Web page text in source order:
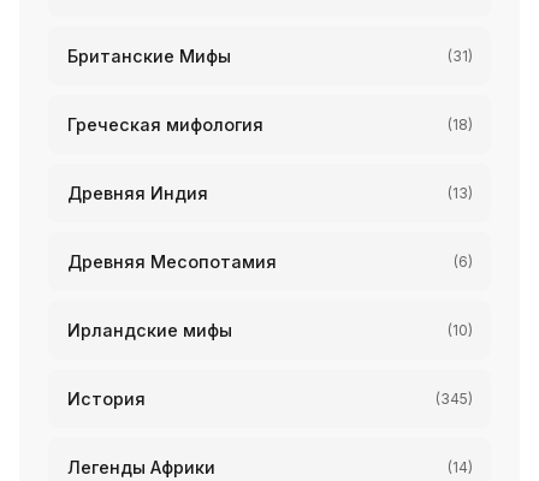
Британские Мифы (31)
Греческая мифология (18)
Древняя Индия (13)
Древняя Месопотамия (6)
Ирландские мифы (10)
История (345)
Легенды Африки (14)